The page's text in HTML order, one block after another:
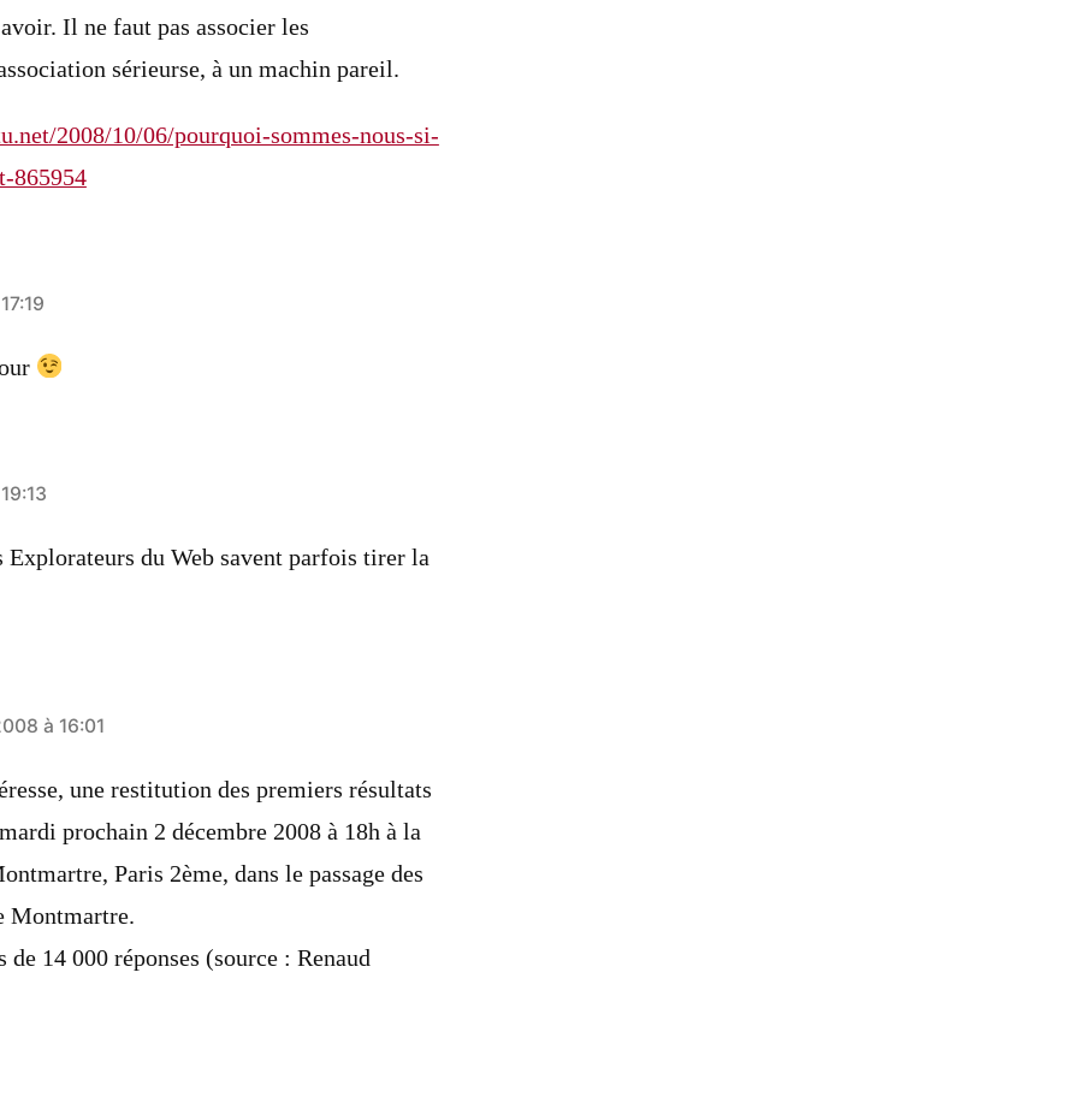
Il ne faut pas associer les
sérieurse, à un machin pareil.
2008/10/06/pourquoi-sommes-nous-si-
865954
Explorateurs du Web savent parfois tirer la
à 16:01
une restitution des premiers résultats
prochain 2 décembre 2008 à 18h à la
Paris 2ème, dans le passage des
Montmartre.
14 000 réponses (source : Renaud